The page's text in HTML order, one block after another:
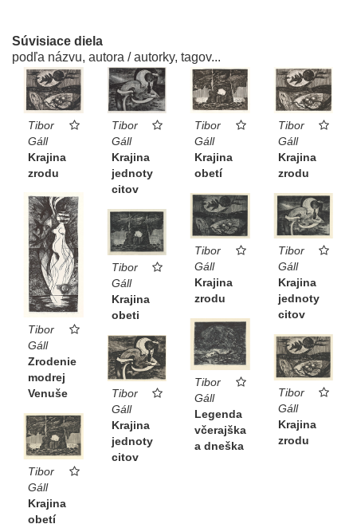
Súvisiace diela
podľa názvu, autora / autorky, tagov...
Tibor
Gáll
Krajina
zrodu
Tibor
Gáll
Krajina
jednoty
citov
Tibor
Gáll
Krajina
obetí
Tibor
Gáll
Krajina
zrodu
Tibor
Gáll
Zrodenie
modrej
Venuše
Tibor
Gáll
Krajina
zrodu
Tibor
Gáll
Krajina
jednoty
citov
Tibor
Gáll
Krajina
obeti
Tibor
Gáll
Legenda
včerajška
a dneška
Tibor
Gáll
Krajina
zrodu
Tibor
Gáll
Krajina
jednoty
citov
Tibor
Gáll
Krajina
obetí